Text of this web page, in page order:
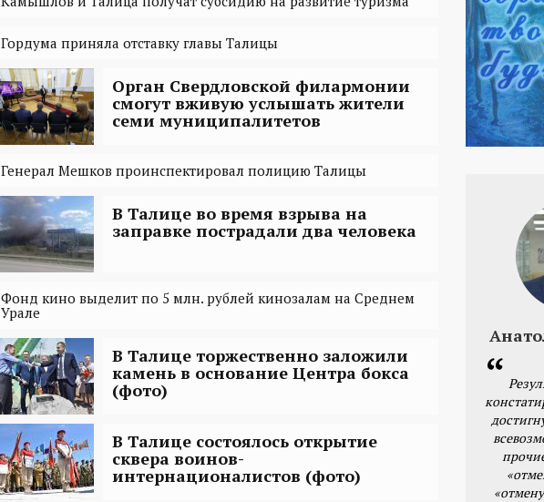
Гордума приняла отставку главы Талицы
Орган Свердловской филармонии
смогут вживую услышать жители
семи муниципалитетов
Генерал Мешков проинспектировал полицию Талицы
В Талице во время взрыва на
заправке пострадали два человека
Фонд кино выделит по 5 млн. рублей кинозалам на Среднем
Урале
В Талице торжественно заложили
камень в основание Центра бокса
(фото)
В Талице состоялось открытие
сквера воинов-
интернационалистов (фото)